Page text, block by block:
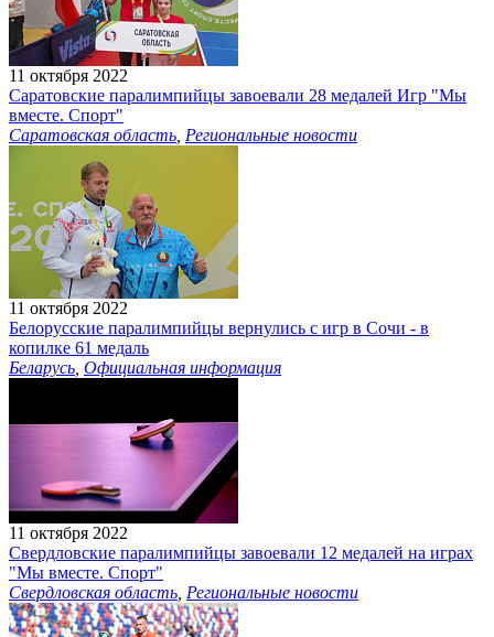
11 октября 2022
Саратовские паралимпийцы завоевали 28 медалей Игр "Мы
вместе. Спорт"
Саратовская область Региональные новости
11 октября 2022
Белорусские паралимпийцы вернулись с игр в Сочи - в
копилке 61 медаль
Беларусь Официальная информация
11 октября 2022
Свердловские паралимпийцы завоевали 12 медалей на играх
"Мы вместе. Спорт"
Свердловская область Региональные новости